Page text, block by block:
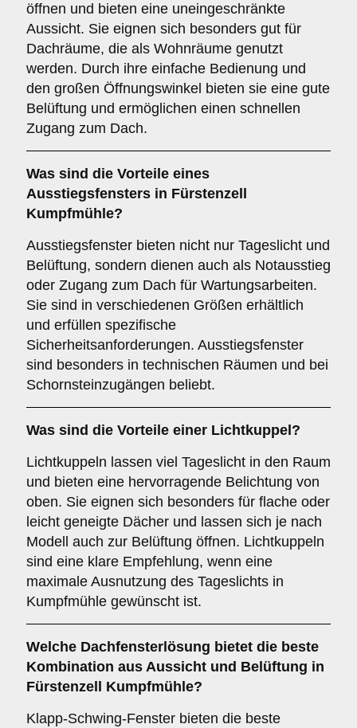
öffnen und bieten eine uneingeschränkte
Aussicht. Sie eignen sich besonders gut für
Dachräume, die als Wohnräume genutzt
werden. Durch ihre einfache Bedienung und
den großen Öffnungswinkel bieten sie eine gute
Belüftung und ermöglichen einen schnellen
Zugang zum Dach.
Was sind die Vorteile eines
Ausstiegsfensters in Fürstenzell
Kumpfmühle?
Ausstiegsfenster bieten nicht nur Tageslicht und
Belüftung, sondern dienen auch als Notausstieg
oder Zugang zum Dach für Wartungsarbeiten.
Sie sind in verschiedenen Größen erhältlich
und erfüllen spezifische
Sicherheitsanforderungen. Ausstiegsfenster
sind besonders in technischen Räumen und bei
Schornsteinzugängen beliebt.
Was sind die Vorteile einer Lichtkuppel ?
Lichtkuppeln lassen viel Tageslicht in den Raum
und bieten eine hervorragende Belichtung von
oben. Sie eignen sich besonders für flache oder
leicht geneigte Dächer und lassen sich je nach
Modell auch zur Belüftung öffnen. Lichtkuppeln
sind eine klare Empfehlung, wenn eine
maximale Ausnutzung des Tageslichts in
Kumpfmühle gewünscht ist.
Welche Dachfensterlösung bietet die beste
Kombination aus Aussicht und Belüftung in
Fürstenzell Kumpfmühle?
Klapp-Schwing-Fenster bieten die beste